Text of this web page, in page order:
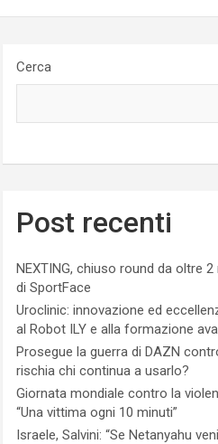
Cerca
Post recenti
NEXTING, chiuso round da oltre
di SportFace
Uroclinic: innovazione ed
al Robot ILY e alla formazione
Prosegue la guerra di DAZN
rischia chi continua a usarlo?
Giornata mondiale contro la
“Una vittima ogni 10 minuti”
Israele, Salvini: “Se Netanyahu